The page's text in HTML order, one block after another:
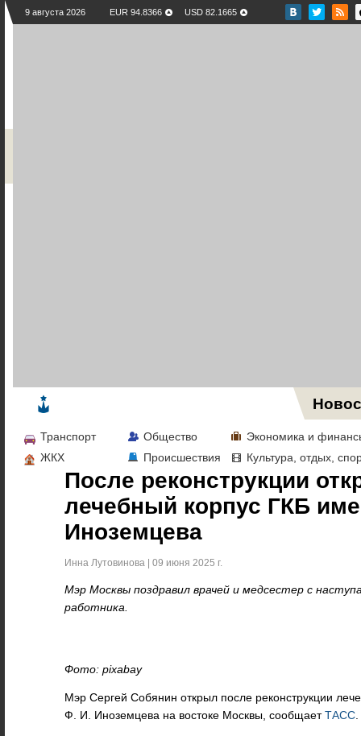
9 августа 2026 EUR 94.8366 USD 82.1665
Транспорт Общество
Экономика и
ЖКХ
Происшествия Культура, отдых,
После реконструкции
лечебный корпус ГКБ
Иноземцева
Инна Лутовинова | 09 июня 2025 г.
Мэр Москвы поздравил врачей и медсестер с
работника.
Фото: pixabay
Мэр Сергей Собянин открыл после реконструкции
Ф. И. Иноземцева на востоке Москвы, сообщаетТАСС